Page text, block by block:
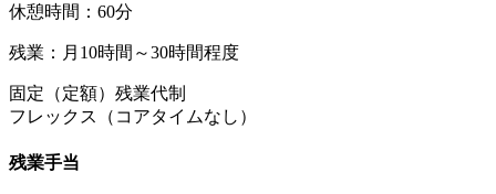
休憩時間：60分
残業：月10時間～30時間程度
固定（定額）残業代制
フレックス（コアタイムなし）
残業手当